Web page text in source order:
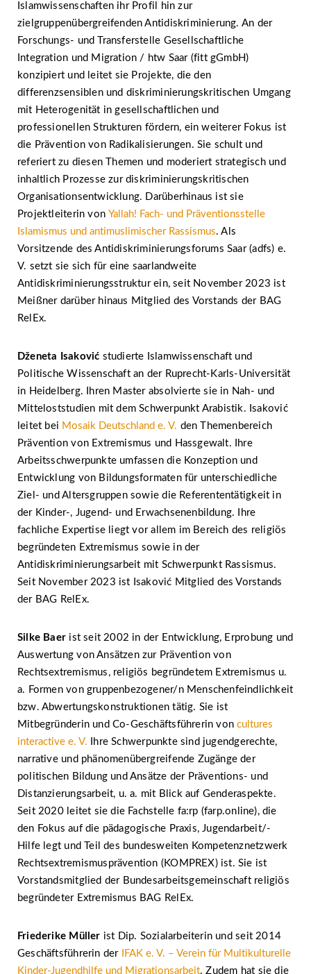
Islamwissenschaften ihr Profil hin zur
zielgruppenübergreifenden Antidiskriminierung. An der
Forschungs- und Transferstelle Gesellschaftliche
Integration und Migration / htw Saar (fitt gGmbH)
konzipiert und leitet sie Projekte, die den
differenzsensiblen und diskriminierungskritischen Umgang
mit Heterogenität in gesellschaftlichen und
professionellen Strukturen fördern, ein weiterer Fokus ist
die Prävention von Radikalisierungen. Sie schult und
referiert zu diesen Themen und moderiert strategisch und
inhaltlich Prozesse zur diskriminierungskritischen
Organisationsentwicklung. Darüberhinaus ist sie
Projektleiterin vonYallah! Fach- und Präventionsstelle
Islamismus und antimuslimischer Rassismus. Als
Vorsitzende des Antidiskriminierungsforums Saar (adfs) e.
V. setzt sie sich für eine saarlandweite
Antidiskriminierungsstruktur ein, seit November 2023 ist
Meißner darüber hinaus Mitglied des Vorstands der BAG
RelEx.
Dženeta Isaković studierte Islamwissenschaft und
Politische Wissenschaft an der Ruprecht-Karls-Universität
in Heidelberg. Ihren Master absolvierte sie in Nah- und
Mitteloststudien mit dem Schwerpunkt Arabistik. Isaković
leitet bei Mosaik Deutschland e. V. den Themenbereich
Prävention von Extremismus und Hassgewalt. Ihre
Arbeitsschwerpunkte umfassen die Konzeption und
Entwicklung von Bildungsformaten für unterschiedliche
Ziel- und Altersgruppen sowie die Referententätigkeit in
der Kinder-, Jugend- und Erwachsenenbildung. Ihre
fachliche Expertise liegt vor allem im Bereich des religiös
begründeten Extremismus sowie in der
Antidiskriminierungsarbeit mit Schwerpunkt Rassismus.
Seit November 2023 ist Isaković Mitglied des Vorstands
der BAG RelEx.
Silke Baer ist seit 2002 in der Entwicklung, Erprobung und
Auswertung von Ansätzen zur Prävention von
Rechtsextremismus, religiös begründetem Extremismus u.
a. Formen von gruppenbezogener/n Menschenfeindlichkeit
bzw. Abwertungskonstruktionen tätig. Sie ist
Mitbegründerin und Co-Geschäftsführerin voncultures
interactive e. V. Ihre Schwerpunkte sind jugendgerechte,
narrative und phänomenübergreifende Zugänge der
politischen Bildung und Ansätze der Präventions- und
Distanzierungsarbeit, u. a. mit Blick auf Genderaspekte.
Seit 2020 leitet sie die Fachstelle fa:rp (farp.online), die
den Fokus auf die pädagogische Praxis, Jugendarbeit/-
Hilfe legt und Teil des bundesweiten Kompetenznetzwerk
Rechtsextremismusprävention (KOMPREX) ist. Sie ist
Vorstandsmitglied der Bundesarbeitsgemeinschaft religiös
begründeter Extremismus BAG RelEx.
Friederike Müller ist Dip. Sozialarbeiterin und seit 2014
Geschäftsführerin der
IFAK e. V. – Verein für Multikulturelle
Kinder-Jugendhilfe und Migrationsarbeit. Zudem hat sie die